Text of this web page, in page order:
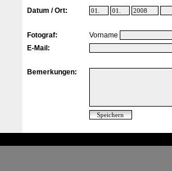
Datum / Ort:
Fotograf:
Vorname
E-Mail:
Bemerkungen: